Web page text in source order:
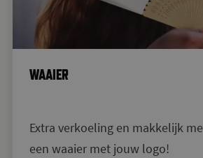
WAAIER
Extra verkoeling en makkelijk
een waaier met jouw logo!